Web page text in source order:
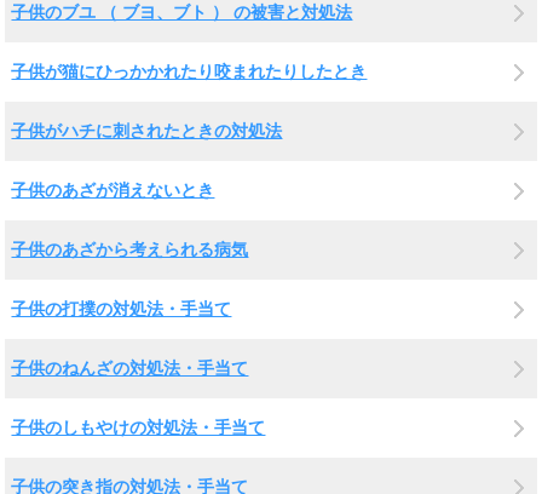
子供のブユ （ ブヨ、ブト ） の被害と対処法
子供が猫にひっかかれたり咬まれたりしたとき
子供がハチに刺されたときの対処法
子供のあざが消えないとき
子供のあざから考えられる病気
子供の打撲の対処法・手当て
子供のねんざの対処法・手当て
子供のしもやけの対処法・手当て
子供の突き指の対処法・手当て